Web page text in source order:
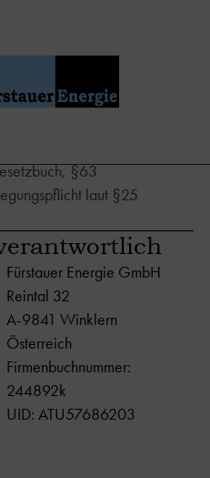
§63
laut §25
Fürstauer Energie GmbH
Reintal 32
A-9841 Winklern
Österreich
Firmenbuchnummer:
244892k
UID: ATU57686203